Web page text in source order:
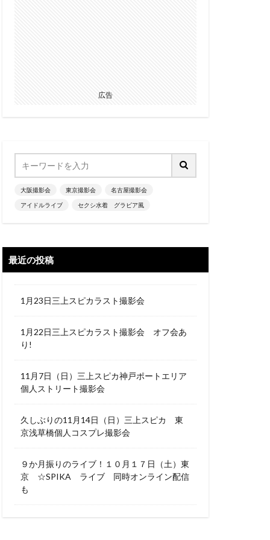
広告
大阪撮影会 東京撮影会 名古屋撮影会
アイドルライブ セクシ水着 グラビア風
最近の投稿
1月23日三上スピカラスト撮影会
1月22日三上スピカラスト撮影会 オフ会あ
り!
11月7日（日）三上スピカ神戸ポートエリア
個人ストリート撮影会
久しぶりの11月14日（日）三上スピカ 東
京浅草橋個人コスプレ撮影会
９か月振りのライブ！１０月１７日（土）東
京 ☆SPIKA ライブ 同時オンライン配信
も